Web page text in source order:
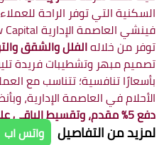
السكنية التي توفر الراحة
توفر من خلالهالفلل والشقق
تصميم مبهر وتشطيبات فريدة
بأسعارًا تنافسية؛ تتناسب مع
الأحلام في العاصمة الإدارية،
دفع 5% مقدم، وتقسيط الباقي على مدة ما بين 6 إلى 8 سنوات
لمزيد من التفاصيل واتس اب